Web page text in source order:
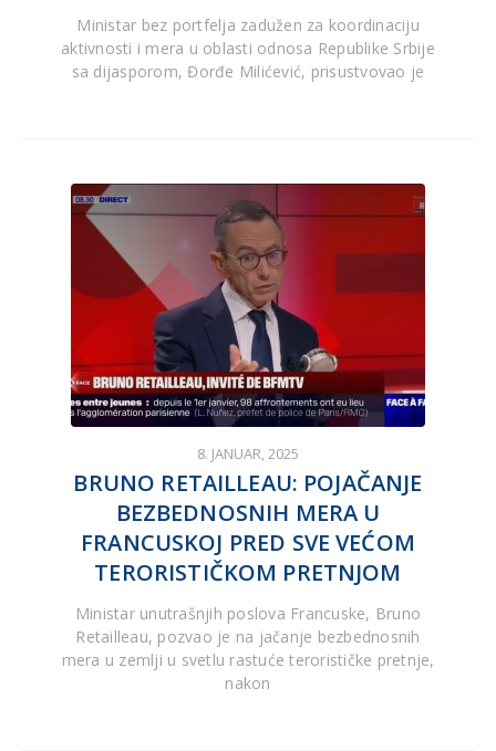
Ministar bez portfelja zadužen za koordinaciju
aktivnosti i mera u oblasti odnosa Republike Srbije
sa dijasporom, Đorđe Milićević, prisustvovao je
8. JANUAR, 2025
BRUNO RETAILLEAU: POJAČANJE
BEZBEDNOSNIH MERA U
FRANCUSKOJ PRED SVE VEĆOM
TERORISTIČKOM PRETNJOM
Ministar unutrašnjih poslova Francuske, Bruno
Retailleau, pozvao je na jačanje bezbednosnih
mera u zemlji u svetlu rastuće terorističke pretnje,
nakon